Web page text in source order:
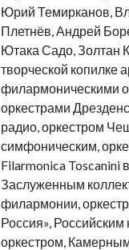
Юрий Темирканов,
Плетнёв, Андрей
Ютака Садо, Золтан
творческой копилке
филармоническими
оркестрами
радио, оркестром
симфоническим,
Filarmonica Toscanini
Заслуженным
филармонии,
Россия»,
оркестром,